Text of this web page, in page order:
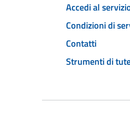
Accedi al
Condizioni di
Contatti
Strumenti di